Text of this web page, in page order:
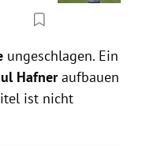
ungeschlagen. Ein
Hafneraufbauen
ist nicht